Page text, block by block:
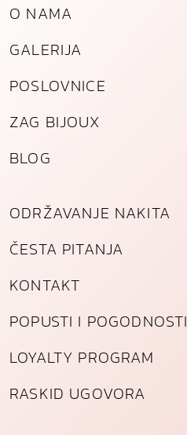
e
i
a
o
i
n
a
O NAMA
GALERIJA
POSLOVNICE
ZAG BIJOUX
BLOG
ODRŽAVANJE NAKITA
ČESTA PITANJA
KONTAKT
POPUSTI I POGODNOSTI
LOYALTY PROGRAM
RASKID UGOVORA